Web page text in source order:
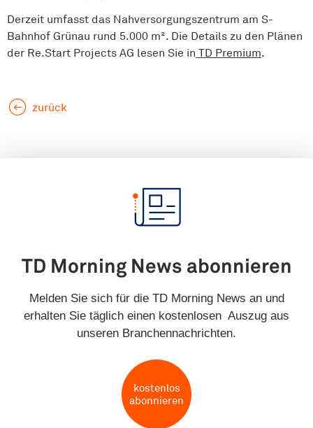
Derzeit umfasst das Nahversorgungszentrum am S-
Bahnhof Grünau rund 5.000 m². Die Details zu den Plänen
der Re.Start Projects AG lesen Sie in TD Premium.
zurück
TD Morning News abonnieren
Melden Sie sich für die TD Morning News an und
erhalten Sie täglich einen kostenlosen Auszug aus
unseren Branchennachrichten.
kostenlos
abonnieren